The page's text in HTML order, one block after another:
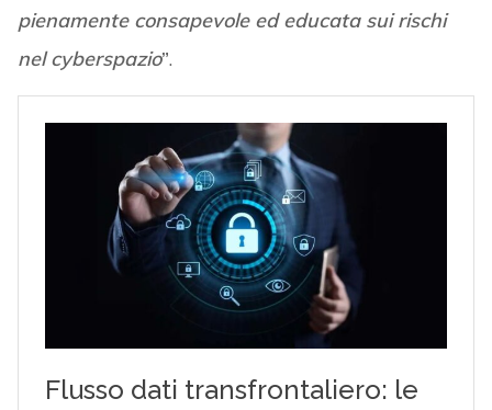
pienamente consapevole ed educata sui rischi
nel cyberspazio”.